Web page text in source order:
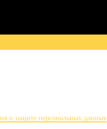
о защите персональных данных